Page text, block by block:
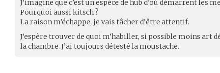
J’imagine que c’est un espèce de hub d’où démarrent les
Pourquoi aussi kitsch ?
La raison m’échappe, je vais tâcher d’être attentif.
J’espère trouver de quoi m’habiller, si possible moins art
la chambre. J’ai toujours détesté la moustache.